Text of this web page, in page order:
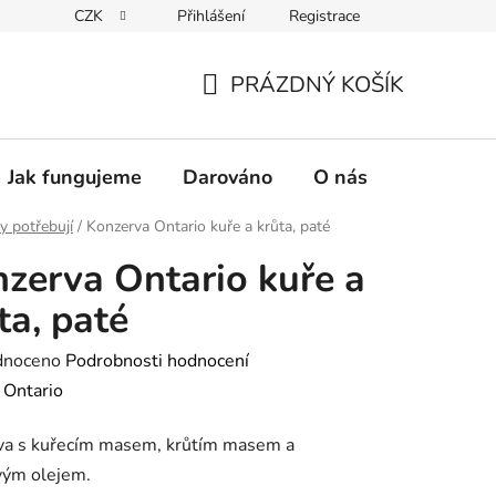
CZK Přihlášení Registrace
KOŠÍK
PRÁZDNÝ KOŠÍK
Jak fungujeme Darováno O nás
potřebují / Konzerva Ontario kuře a krůta, paté
Ontario kuře a
paté
Podrobnosti hodnocení
Ontario
s kuřecím masem, krůtím masem a
olejem.